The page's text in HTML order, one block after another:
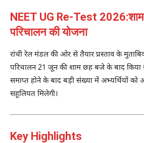
NEET UG Re-Test
परिचालन की योजना
रांची रेल मंडल की ओर से तैयार प्रस्ताव के
परिचालन 21 जून की शाम छह बजे के बाद किया
समाप्त होने के बाद बड़ी संख्या में अभ्यर्थियों
सहूलियत मिलेगी।
Key Highlights